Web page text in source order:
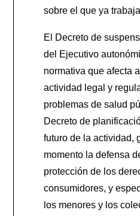
sobre el que ya
El Decreto de
del Ejecutivo
normativa que afecta
actividad legal y
problemas de salud
Decreto de
futuro de la actividad,
momento la defensa
protección de los
consumidores, y
los menores y los